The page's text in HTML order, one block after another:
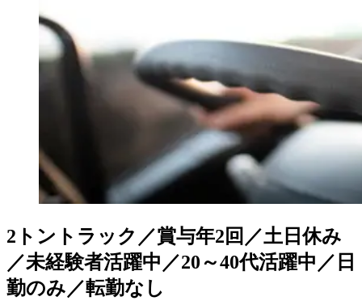
2トントラック／賞与年2回／土日休み
／未経験者活躍中／20～40代活躍中／日
勤のみ／転勤なし